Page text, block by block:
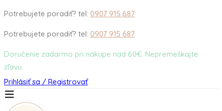
Potrebujete poradiť? tel: 0907 915 687
Potrebujete poradiť? tel: 0907 915 687
Doručenie zadarmo pri nákupe nad 60€. Nepremeškajte
zľavu.
Prihlásiť sa / Registrovať